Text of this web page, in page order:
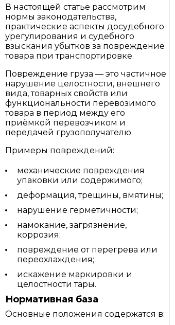
В настоящей статье рассмотрим
нормы законодательства,
практические аспекты досудебного
урегулирования и судебного
взыскания убытков за повреждение
товара при транспортировке.
Повреждение груза — это частичное
нарушение целостности, внешнего
вида, товарных свойств или
функциональности перевозимого
товара в период между его
приёмкой перевозчиком и
передачей грузополучателю.
Примеры повреждений:
механические повреждения
упаковки или содержимого;
деформация, трещины, вмятины;
нарушение герметичности;
намокание, загрязнение,
коррозия;
повреждение от перегрева или
переохлаждения;
искажение маркировки и
целостности тары.
Нормативная база
Основные положения содержатся в: